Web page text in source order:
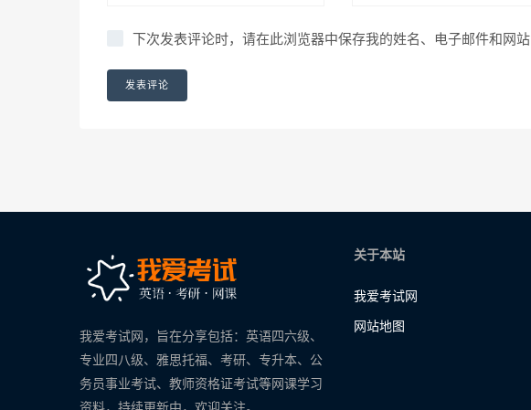
下次发表评论时，请在此浏览器中保存我的姓名、电子邮件和网站
我爱考试网，旨在分享包括：英语四六级、
专业四八级、雅思托福、考研、专升本、公
务员事业考试、教师资格证考试等网课学习
关于本站
我爱考试网
网站地图